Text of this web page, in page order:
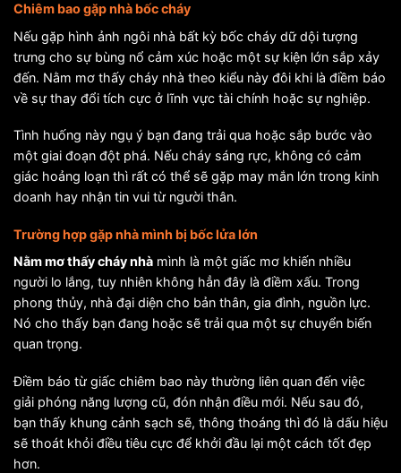
Chiêm bao gặp nhà bốc cháy
Nếu gặp hình ảnh ngôi nhà bất kỳ bốc cháy dữ dội tượng
trưng cho sự bùng nổ cảm xúc hoặc một sự kiện lớn sắp xảy
đến. Nằm mơ thấy cháy nhà theo kiểu này đôi khi là điềm báo
về sự thay đổi tích cực ở lĩnh vực tài chính hoặc sự nghiệp.
Tình huống này ngụ ý bạn đang trải qua hoặc sắp bước vào
một giai đoạn đột phá. Nếu cháy sáng rực, không có cảm
giác hoảng loạn thì rất có thể sẽ gặp may mắn lớn trong kinh
doanh hay nhận tin vui từ người thân.
Trường hợp gặp nhà mình bị bốc lửa lớn
Nằm mơ thấy cháy nhà mình là một giấc mơ khiến nhiều
người lo lắng, tuy nhiên không hẳn đây là điềm xấu. Trong
phong thủy, nhà đại diện cho bản thân, gia đình, nguồn lực.
Nó cho thấy bạn đang hoặc sẽ trải qua một sự chuyển biến
quan trọng.
Điềm báo từ giấc chiêm bao này thường liên quan đến việc
giải phóng năng lượng cũ, đón nhận điều mới. Nếu sau đó,
bạn thấy khung cảnh sạch sẽ, thông thoáng thì đó là dấu hiệu
sẽ thoát khỏi điều tiêu cực để khởi đầu lại một cách tốt đẹp
hơn.